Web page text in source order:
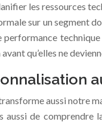
les ressources
sur un segment
qu’elles ne
aussi notre
de comprendre